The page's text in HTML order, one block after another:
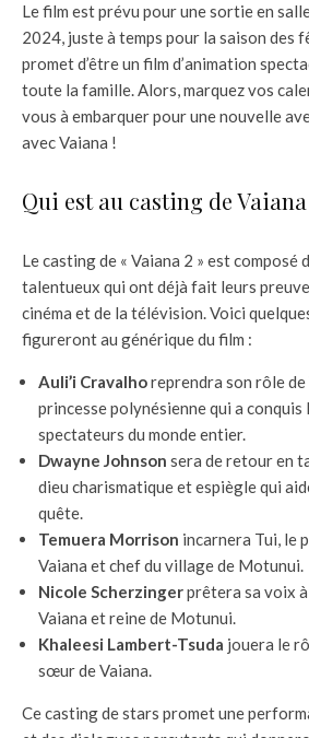
Le film est prévu pour une sortie en
2024, juste à temps pour la saison des
promet d’être un film d’animation
toute la famille. Alors, marquez vos
vous à embarquer pour une nouvelle
avec Vaiana !
Qui est au casting de Vaiana
Le casting de « Vaiana 2 » est composé
talentueux qui ont déjà fait leurs
cinéma et de la télévision. Voici
figureront au générique du film :
Auli’i Cravalhoreprendra son rôle
princesse polynésienne qui a conquis
spectateurs du monde entier.
Dwayne Johnson sera de retour en
dieu charismatique et espiègle qui
quête.
Temuera Morrison incarnera Tui, le
Vaiana et chef du village de Motunui.
Nicole Scherzingerprêtera sa voix à
Vaiana et reine de Motunui.
Khaleesi Lambert-Tsuda jouera le
sœur de Vaiana.
Ce casting de stars promet une